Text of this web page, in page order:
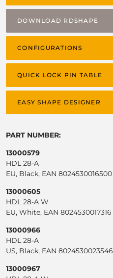
DOWNLOAD RDSHAPE
CONFIGURATIONS
QUICK LOCK PIN TABLE
EASY SHAPE DESIGNER
PART NUMBER:
13000579
HDL 28-A
EU, Black, EAN 8024530016500
13000605
HDL 28-A W
EU, White, EAN 8024530017316
13000966
HDL 28-A
US, Black, EAN 8024530023546
13000967